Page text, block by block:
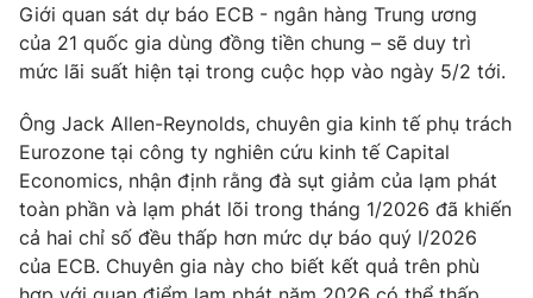
Thị trường 24h Tấm lòng Việt
VTV9 VTV8
Liên hệ tòa soạn English
Giới quan sát dự báo ECB - ngân hàng Trung ương
của 21 quốc gia dùng đồng tiền chung – sẽ duy trì
mức lãi suất hiện tại trong cuộc họp vào ngày 5/2 tới.
Ông Jack Allen-Reynolds, chuyên gia kinh tế phụ trách
Eurozone tại công ty nghiên cứu kinh tế Capital
Economics, nhận định rằng đà sụt giảm của lạm phát
toàn phần và lạm phát lõi trong tháng 1/2026 đã khiến
cả hai chỉ số đều thấp hơn mức dự báo quý I/2026
của ECB. Chuyên gia này cho biết kết quả trên phù